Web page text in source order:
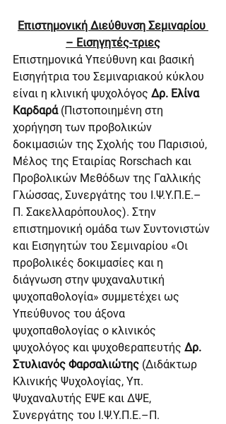
Επιστημονική Διεύθυνση Σεμιναρίου
– Εισηγητές-τριες
Επιστημονικά Υπεύθυνη και βασική
Εισηγήτρια του Σεμιναριακού κύκλου
είναι η κλινική ψυχολόγος Δρ. Ελίνα
Καρδαρά (Πιστοποιημένη στη
χορήγηση των προβολικών
δοκιμασιών της Σχολής του Παρισιού,
Μέλος της Εταιρίας Rorschach και
Προβολικών Μεθόδων της Γαλλικής
Γλώσσας, Συνεργάτης του Ι.Ψ.Υ.Π.Ε.–
Π. Σακελλαρόπουλος). Στην
επιστημονική ομάδα των Συντονιστών
και Εισηγητών του Σεμιναρίου «Οι
προβολικές δοκιμασίες και η
διάγνωση στην ψυχαναλυτική
ψυχοπαθολογία» συμμετέχει ως
Υπεύθυνος του άξονα
ψυχοπαθολογίας ο κλινικός
ψυχολόγος και ψυχοθεραπευτής Δρ.
Στυλιανός Φαρσαλιώτης (Διδάκτωρ
Κλινικής Ψυχολογίας, Υπ.
Ψυχαναλυτής ΕΨΕ και ΔΨΕ,
Συνεργάτης του Ι.Ψ.Υ.Π.Ε.–Π.